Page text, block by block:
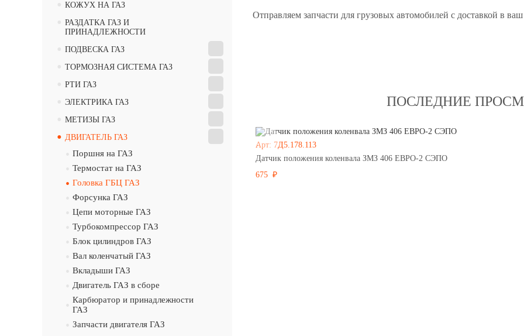
КОЖУХ НА ГАЗ
РАЗДАТКА ГАЗ И
ПРИНАДЛЕЖНОСТИ
ПОДВЕСКА ГАЗ
ТОРМОЗНАЯ СИСТЕМА ГАЗ
РТИ ГАЗ
ЭЛЕКТРИКА ГАЗ
МЕТИЗЫ ГАЗ
• ДВИГАТЕЛЬ ГАЗ
Поршня на ГАЗ
Термостат на ГАЗ
• Головка ГБЦ ГАЗ
Форсунка ГАЗ
Цепи моторные ГАЗ
Турбокомпрессор ГАЗ
Блок цилиндров ГАЗ
Вал коленчатый ГАЗ
Вкладыши ГАЗ
Двигатель ГАЗ в сборе
Карбюратор и принадлежности
ГАЗ
Запчасти двигателя ГАЗ
Отправляем запчасти для грузовых автомобилей с доставкой в
ПОСЛЕДНИЕ
Арт: 7Д5.178.113
Датчик положения коленвала ЗМЗ 406 ЕВРО-2 СЭПО
675 ₽